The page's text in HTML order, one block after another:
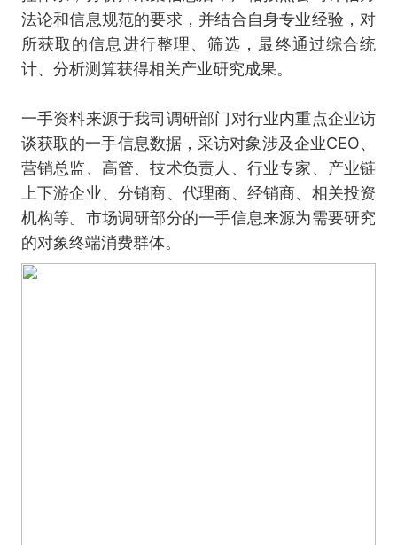
法论和信息规范的要求，并结合自身专业经验，对
所获取的信息进行整理、筛选，最终通过综合统
计、分析测算获得相关产业研究成果。
一手资料来源于我司调研部门对行业内重点企业访
谈获取的一手信息数据，采访对象涉及企业CEO、
营销总监、高管、技术负责人、行业专家、产业链
上下游企业、分销商、代理商、经销商、相关投资
机构等。市场调研部分的一手信息来源为需要研究
的对象终端消费群体。